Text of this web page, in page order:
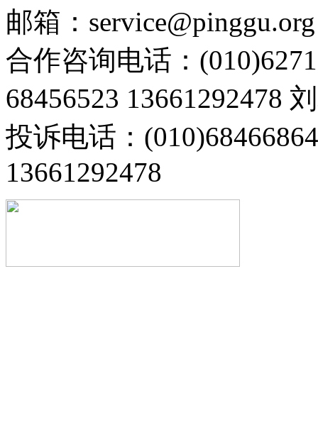
邮箱：service@pinggu.org
合作咨询电话：
68456523 13661292478
投诉电话：
13661292478